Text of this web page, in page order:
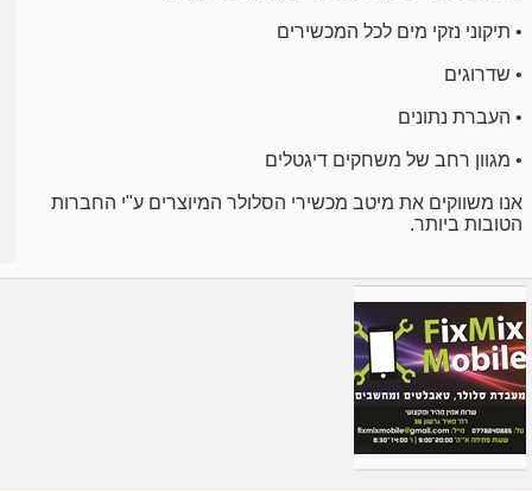
• תיקוני נזקי מים לכל המכשירים
• שדרוגים
• העברת נתונים
• מגוון רחב של משחקים דיגטלים
אנו משווקים את מיטב מכשירי הסלולר המיוצרים ע"י החברות
הטובות ביותר.